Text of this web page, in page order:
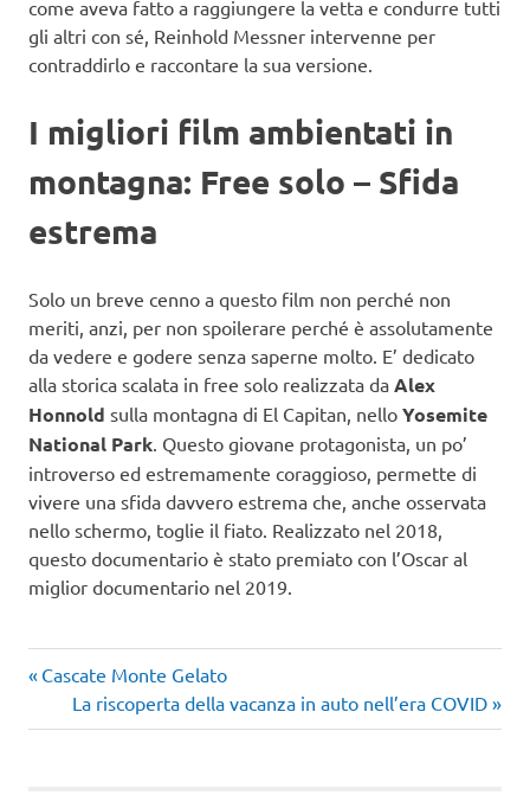
come aveva fatto a raggiungere la vetta e condurre tutti
gli altri con sé, Reinhold Messner intervenne per
contraddirlo e raccontare la sua versione.
I migliori film ambientati in
montagna: Free solo – Sfida
estrema
Solo un breve cenno a questo film non perché non
meriti, anzi, per non spoilerare perché è assolutamente
da vedere e godere senza saperne molto. E’ dedicato
alla storica scalata in free solo realizzata da Alex
Honnold sulla montagna di El Capitan, nello Yosemite
National Park . Questo giovane protagonista, un po’
introverso ed estremamente coraggioso, permette di
vivere una sfida davvero estrema che, anche osservata
nello schermo, toglie il fiato. Realizzato nel 2018,
questo documentario è stato premiato con l’Oscar al
miglior documentario nel 2019.
Navigazione
articoli
Articolo
precedente:
Cascate Monte Gelato
Articolo
successivo:
La riscoperta della vacanza in auto nell’era COVID